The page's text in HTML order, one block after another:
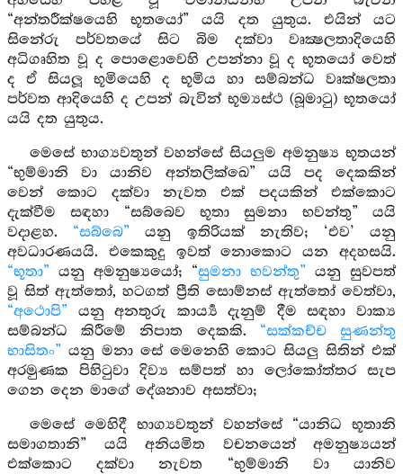
“අන්තරීක්ෂයෙහි භූතයෝ” යයි දත යුතුය. එයින් යට
සිනේරු පර්වතයේ සිට බිම දක්වා වෘක්‍ෂලතාදියෙහි
අධිගෘහිත වූ ද පොළොවෙහි උපන්නා වූ ද භූතයෝ වෙත්
ද ඒ සියලූ භූමියෙහි ද භූමිය හා සම්බන්ධ වෘක්ෂලතා
පර්වත ආදියෙහි ද උපන් බැවින් භූම්‍යස්ථ (බූමාටු) භූතයෝ
යයි දත යුතුය.
මෙසේ භාග්‍යවතුන් වහන්සේ සියලුම අමනුෂ්‍ය භූතයන්
“භුම්මානි වා යානිව අන්තලික්ඛෙ” යයි පද දෙකකින්
වෙන් කොට දක්වා නැවත එක් පදයකින් එක්කොට
දැක්වීම සඳහා “සබ්බෙව භූතා සුමනා භවන්තු” යයි
වදාළහ. “සබ්බෙ” යනු ඉතිරියක් නැතිව; ‘එව’ යනු
අවධාරණයයි. එකෙකුදු ඉවත් නොකොට යන අදහසයි.
“භූතා” යනු අමනුෂ්‍යයෝ; “සුමනා භවන්තු” යනු සුවපත්
වූ සිත් ඇත්තෝ, හටගත් ප්‍රීති සොම්නස් ඇත්තෝ වෙත්වා,
“අථොපි” යනු අනතුරු කාර්‍ය්‍ය දැනුම් දීම සඳහා වාක්‍ය
සම්බන්ධ කිරීමේ නිපාත දෙකකි. “සක්කච්ච සුණන්තු
භාසිතං” යනු මනා සේ මෙනෙහි කොට සියලු සිතින් එක්
අරමුණක පිහිටුවා දිව්‍ය සම්පත් හා ලෝකෝත්තර සැප
ගෙන දෙන මාගේ දේශනාව අසත්වා;
මෙසේ මෙහිදී භාග්‍යවතුන් වහන්සේ “යානිධ භූතානි
සමාගතානි” යයි අනියමිත වචනයෙන් අමනුෂ්‍යයන්
එක්කොට දක්වා නැවත “භුම්මානි වා යානිව